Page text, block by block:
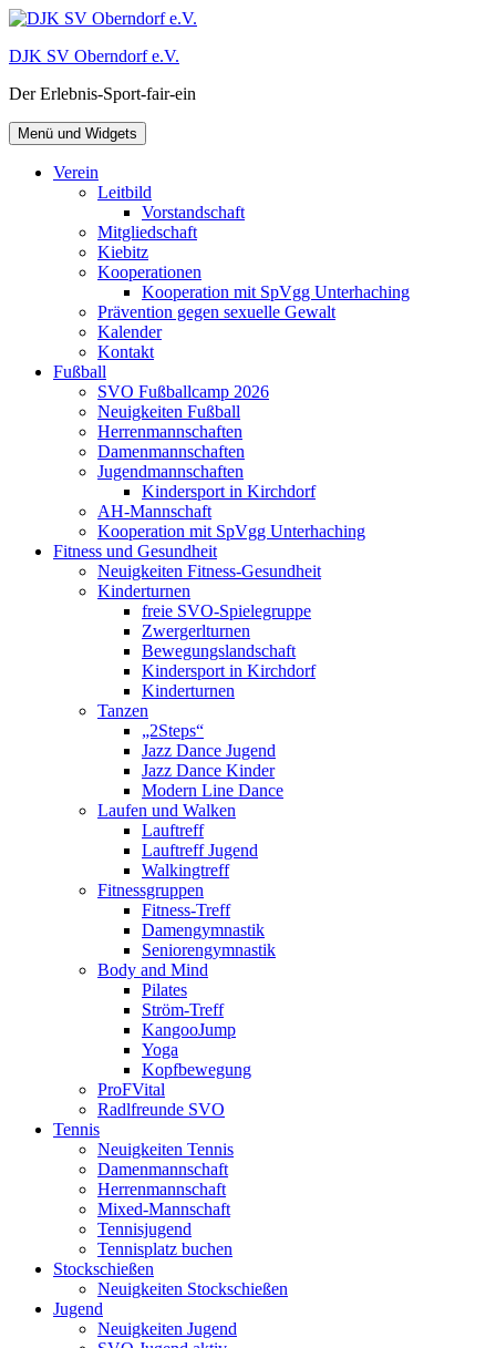
Zum
springen
DJK SV Oberndorf e.V.
Der Erlebnis-Sport-fair-ein
Menü und Widgets
Verein
Leitbild
Vorstandschaft
Mitgliedschaft
Kiebitz
Kooperationen
Kooperation mit SpVgg Unterhaching
Prävention gegen sexuelle Gewalt
Kalender
Kontakt
Fußball
SVO Fußballcamp 2026
Neuigkeiten Fußball
Herrenmannschaften
Damenmannschaften
Jugendmannschaften
Kindersport in Kirchdorf
AH-Mannschaft
Kooperation mit SpVgg Unterhaching
Fitness und Gesundheit
Neuigkeiten Fitness-Gesundheit
Kinderturnen
freie SVO-Spielegruppe
Zwergerlturnen
Bewegungslandschaft
Kindersport in Kirchdorf
Kinderturnen
Tanzen
„2Steps“
Jazz Dance Jugend
Jazz Dance Kinder
Modern Line Dance
Laufen und Walken
Lauftreff
Lauftreff Jugend
Walkingtreff
Fitnessgruppen
Fitness-Treff
Damengymnastik
Seniorengymnastik
Body and Mind
Pilates
Ström-Treff
KangooJump
Yoga
Kopfbewegung
ProFVital
Radlfreunde SVO
Tennis
Neuigkeiten Tennis
Damenmannschaft
Herrenmannschaft
Mixed-Mannschaft
Tennisjugend
Tennisplatz buchen
Stockschießen
Neuigkeiten Stockschießen
Jugend
Neuigkeiten Jugend